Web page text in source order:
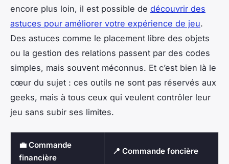
encore plus loin, il est possible de découvrir des
astuces pour améliorer votre expérience de jeu.
Des astuces comme le placement libre des objets
ou la gestion des relations passent par des codes
simples, mais souvent méconnus. Et c’est bien là le
cœur du sujet : ces outils ne sont pas réservés aux
geeks, mais à tous ceux qui veulent contrôler leur
jeu sans subir ses limites.
💼 Commande
financière
📍 Commande foncière